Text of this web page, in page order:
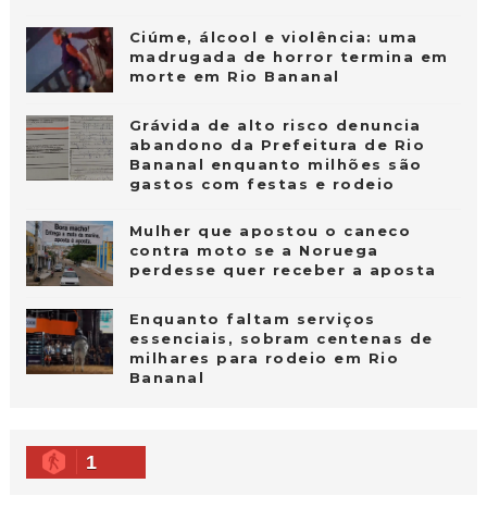
Ciúme, álcool e violência: uma
madrugada de horror termina em
morte em Rio Bananal
Grávida de alto risco denuncia
abandono da Prefeitura de Rio
Bananal enquanto milhões são
gastos com festas e rodeio
Mulher que apostou o caneco
contra moto se a Noruega
perdesse quer receber a aposta
Enquanto faltam serviços
essenciais, sobram centenas de
milhares para rodeio em Rio
Bananal
1